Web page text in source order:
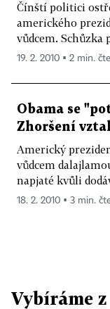
Čínští politici
amerického
vůdcem. Schůzka
19. 2. 2010 ▪ 2 min.
Obama se
Zhoršení
Americký
vůdcem
napjaté kvůli
18. 2. 2010 ▪ 3 min.
Vybíráme